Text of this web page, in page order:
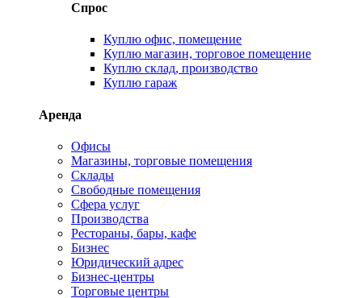
Спрос
Куплю офис, помещение
Куплю магазин, торговое помещение
Куплю склад, производство
Куплю гараж
Аренда
Офисы
Магазины, торговые помещения
Склады
Свободные помещения
Сфера услуг
Производства
Рестораны, бары, кафе
Бизнес
Юридический адрес
Бизнес-центры
Торговые центры